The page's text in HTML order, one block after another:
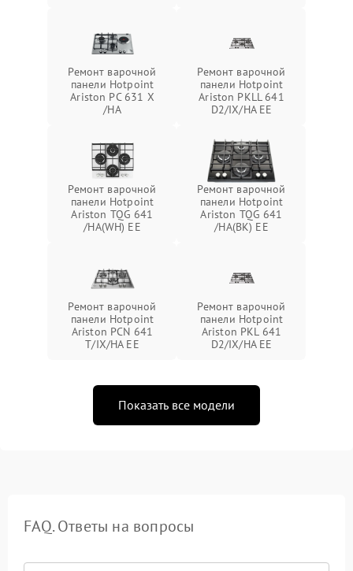
Ремонт варочной
панели Hotpoint
Ariston PC 631 X
/HA
Ремонт варочной
панели Hotpoint
Ariston PKLL 641
D2/IX/HA EE
Ремонт варочной
панели Hotpoint
Ariston TQG 641
/HA(WH) EE
Ремонт варочной
панели Hotpoint
Ariston TQG 641
/HA(BK) EE
Ремонт варочной
панели Hotpoint
Ariston PCN 641
T/IX/HA EE
Ремонт варочной
панели Hotpoint
Ariston PKL 641
D2/IX/HA EE
Показать все модели
FAQ. Ответы на вопросы